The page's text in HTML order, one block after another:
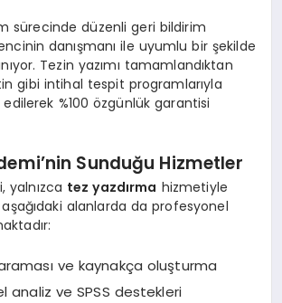
sürecinde düzenli geri bildirim
danışmanı ile uyumlu bir şekilde
Tezin yazımı tamamlandıktan
gibi intihal tespit programlarıyla
%100 özgünlük garantisi
Sunduğu Hizmetler
yalnızca tez yazdırma hizmetiyle
aşağıdaki alanlarda da profesyonel
ve kaynakça oluşturma
analiz ve SPSS destekleri